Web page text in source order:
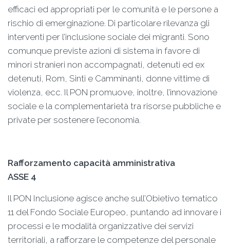
efficaci ed appropriati per le comunità e le persone a
rischio di emerginazione. Di particolare rilevanza gli
interventi per l’inclusione sociale dei migranti. Sono
comunque previste azioni di sistema in favore di
minori stranieri non accompagnati, detenuti ed ex
detenuti, Rom, Sinti e Camminanti, donne vittime di
violenza, ecc. Il PON promuove, inoltre, l’innovazione
sociale e la complementarietà tra risorse pubbliche e
private per sostenere l’economia.
Rafforzamento capacità amministrativa
ASSE 4
Il PON Inclusione agisce anche sull’Obietivo tematico
11 del Fondo Sociale Europeo, puntando ad innovare i
processi e le modalità organizzative dei servizi
territoriali, a rafforzare le competenze del personale